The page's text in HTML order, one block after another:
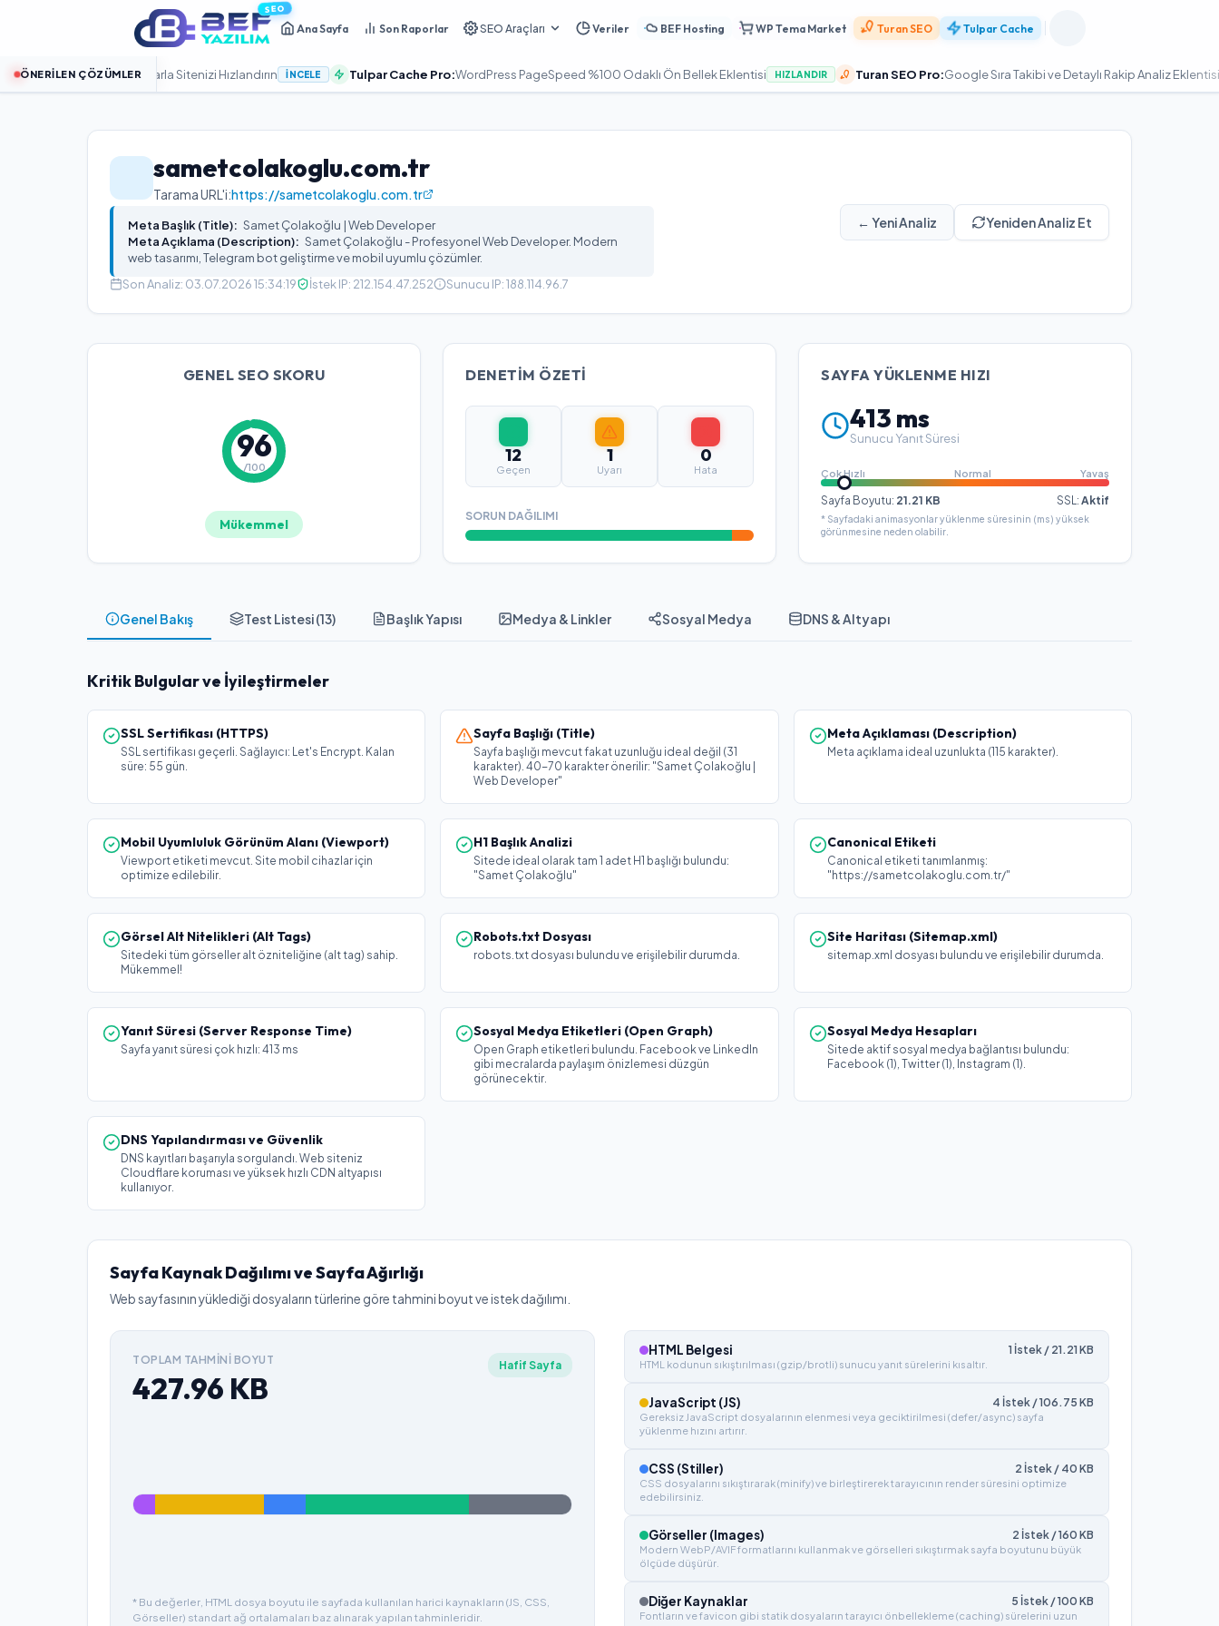
SEO
Ana Sayfa Son Raporlar SEO Araçları Veriler BEF Hosting WP Tema Market Turan SEO Tulpar Cache
ÖNERILEN ÇÖZÜMLER
Bulut Sunucularla Sitenizi Hızlandırın İNCELE Tulpar Cache Pro:WordPress PageSpeed %100 Odaklı Ön Bellek Eklentisi HIZLANDIR Turan SEO Pro:Google Sıra Takibi ve Detaylı Rakip Analiz Eklentisi
sametcolakoglu.com.tr
Tarama URL'i:https://sametcolakoglu.com.tr
Meta Başlık (Title): Samet Çolakoğlu | Web Developer
Meta Açıklama (Description): Samet Çolakoğlu - Profesyonel Web Developer. Modern
web tasarımı, Telegram bot geliştirme ve mobil uyumlu çözümler.
Son Analiz: 03.07.2026 15:34:19 İstek IP: 212.154.47.252 Sunucu IP:188.114.96.7
← Yeni Analiz Yeniden Analiz Et
GENEL SEO SKORU
96
/100
Mükemmel
DENETIM ÖZETI
12
Geçen
1
Uyarı
0
Hata
SORUN DAĞILIMI
SAYFA YÜKLENME HIZI
413 ms
Sunucu Yanıt Süresi
Çok Hızlı Normal Yavaş
Sayfa Boyutu: 21.21 KB SSL: Aktif
* Sayfadaki animasyonlar yüklenme süresinin (ms) yüksek
görünmesine neden olabilir.
Genel Bakış Test Listesi (13) Başlık Yapısı Medya & Linkler Sosyal Medya DNS & Altyapı
Kritik Bulgular ve İyileştirmeler
SSL Sertifikası (HTTPS)
SSL sertifikası geçerli. Sağlayıcı: Let's Encrypt. Kalan
süre: 55 gün.
Sayfa Başlığı (Title)
Sayfa başlığı mevcut fakat uzunluğu ideal değil (31
karakter). 40-70 karakter önerilir: "Samet Çolakoğlu |
Web Developer"
Meta Açıklaması (Description)
Meta açıklama ideal uzunlukta (115 karakter).
Mobil Uyumluluk Görünüm Alanı (Viewport)
Viewport etiketi mevcut. Site mobil cihazlar için
optimize edilebilir.
H1 Başlık Analizi
Sitede ideal olarak tam 1 adet H1 başlığı bulundu:
"Samet Çolakoğlu"
Canonical Etiketi
Canonical etiketi tanımlanmış:
"https://sametcolakoglu.com.tr/"
Görsel Alt Nitelikleri (Alt Tags)
Sitedeki tüm görseller alt özniteliğine (alt tag) sahip.
Mükemmel!
Robots.txt Dosyası
robots.txt dosyası bulundu ve erişilebilir durumda.
Site Haritası (Sitemap.xml)
sitemap.xml dosyası bulundu ve erişilebilir durumda.
Yanıt Süresi (Server Response Time)
Sayfa yanıt süresi çok hızlı: 413 ms
Sosyal Medya Etiketleri (Open Graph)
Open Graph etiketleri bulundu. Facebook ve LinkedIn
gibi mecralarda paylaşım önizlemesi düzgün
görünecektir.
Sosyal Medya Hesapları
Sitede aktif sosyal medya bağlantısı bulundu:
Facebook (1), Twitter (1), Instagram (1).
DNS Yapılandırması ve Güvenlik
DNS kayıtları başarıyla sorgulandı. Web siteniz
Cloudflare koruması ve yüksek hızlı CDN altyapısı
kullanıyor.
Sayfa Kaynak Dağılımı ve Sayfa Ağırlığı
Web sayfasının yüklediği dosyaların türlerine göre tahmini boyut ve istek dağılımı.
TOPLAM TAHMINI BOYUT
427.96 KB
Hafif Sayfa
* Bu değerler, HTML dosya boyutu ile sayfada kullanılan harici kaynakların (JS, CSS,
Görseller) standart ağ ortalamaları baz alınarak yapılan tahminleridir.
HTML Belgesi 1 İstek / 21.21 KB
HTML kodunun sıkıştırılması (gzip/brotli) sunucu yanıt sürelerini kısaltır.
JavaScript (JS) 4 İstek /106.75 KB
Gereksiz JavaScript dosyalarının elenmesi veya geciktirilmesi (defer/async) sayfa
yüklenme hızını artırır.
CSS (Stiller) 2 İstek / 40 KB
CSS dosyalarını sıkıştırarak (minify) ve birleştirerek tarayıcının render süresini optimize
edebilirsiniz.
Görseller (Images) 2 İstek /160 KB
Modern WebP/AVIF formatlarını kullanmak ve görselleri sıkıştırmak sayfa boyutunu büyük
ölçüde düşürür.
Diğer Kaynaklar 5 İstek /100 KB
Fontların ve favicon gibi statik dosyaların tarayıcı önbellekleme (caching) sürelerini uzun